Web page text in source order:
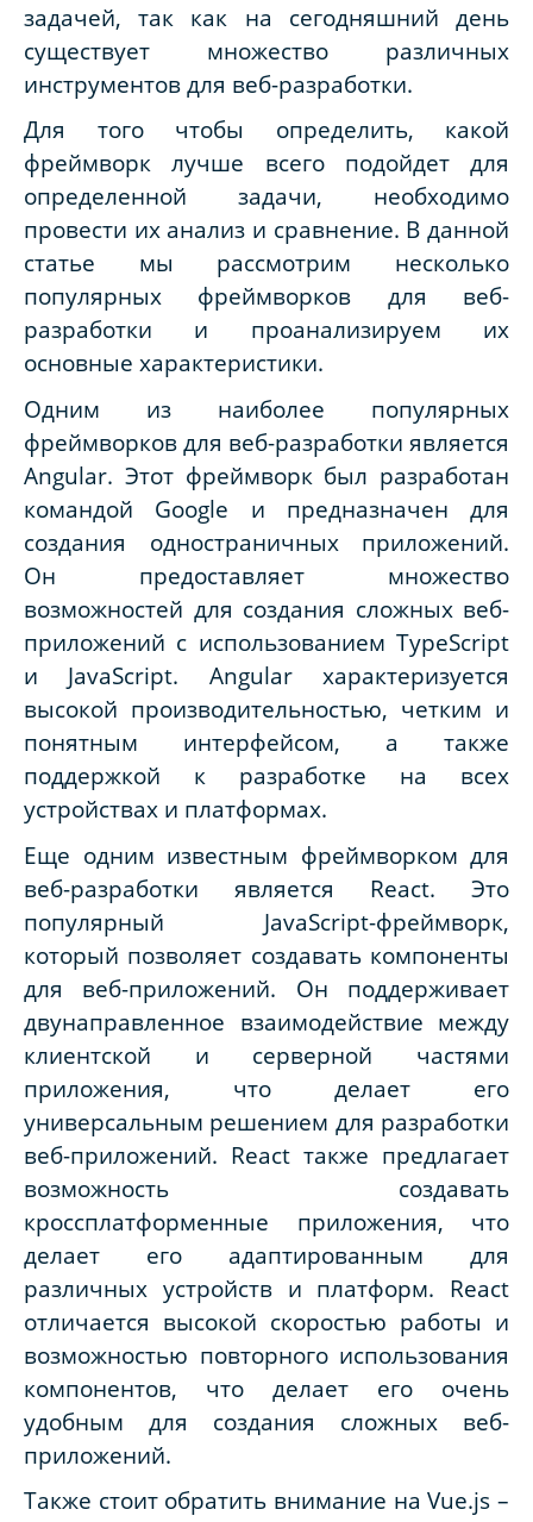
задачей, так как на сегодняшний день
существует множество различных
инструментов для веб-разработки.
Для того чтобы определить, какой
фреймворк лучше всего подойдет для
определенной задачи, необходимо
провести их анализ и сравнение. В данной
статье мы рассмотрим несколько
популярных фреймворков для веб-
разработки и проанализируем их
основные характеристики.
Одним из наиболее популярных
фреймворков для веб-разработки является
Angular. Этот фреймворк был разработан
командой Google и предназначен для
создания одностраничных приложений.
Он предоставляет множество
возможностей для создания сложных веб-
приложений с использованием TypeScript
и JavaScript. Angular характеризуется
высокой производительностью, четким и
понятным интерфейсом, а также
поддержкой к разработке на всех
устройствах и платформах.
Еще одним известным фреймворком для
веб-разработки является React. Это
популярный JavaScript-фреймворк,
который позволяет создавать компоненты
для веб-приложений. Он поддерживает
двунаправленное взаимодействие между
клиентской и серверной частями
приложения, что делает его
универсальным решением для разработки
веб-приложений. React также предлагает
возможность создавать
кроссплатформенные приложения, что
делает его адаптированным для
различных устройств и платформ. React
отличается высокой скоростью работы и
возможностью повторного использования
компонентов, что делает его очень
удобным для создания сложных веб-
приложений.
Также стоит обратить внимание на Vue.js –